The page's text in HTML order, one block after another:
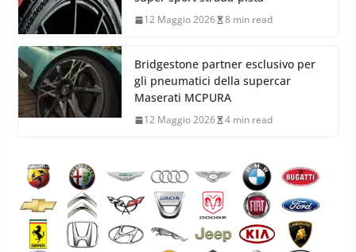
12 Maggio 2026 8 min read
Bridgestone partner esclusivo per
gli pneumatici della supercar
Maserati MCPURA
12 Maggio 2026 4 min read